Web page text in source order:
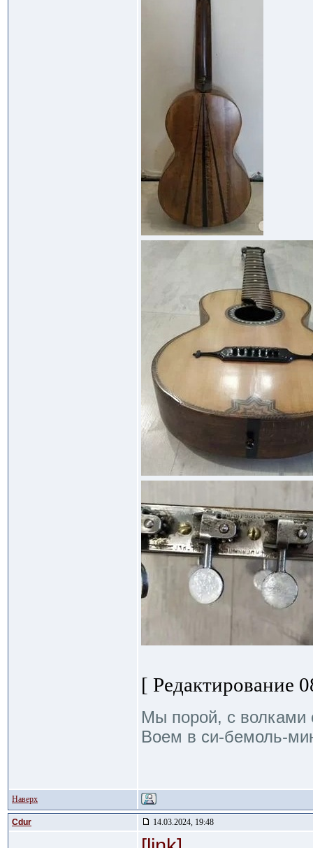
[ Редактирование
Мы порой, с волками
Воем в си-бемоль-
Наверх
Cdur 14.03.2024, 19:48